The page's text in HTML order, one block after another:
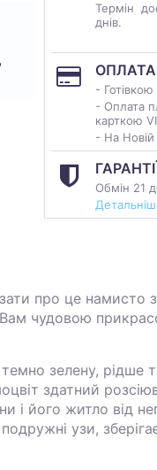
Термін
днів.
ОПЛАТА
-
- Оплата
карткою
- На Новій
Обмін 21
про це намисто
чудовою
зелену, рідше
здатний
і його житло від
узи,